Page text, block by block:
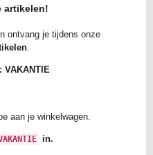
Nieuw circa 1950-1970.
Zie Foto's voor de kwaliteit.
zijn, komen door de scanner en
tarief van Postzegel 1 per bestelling.
artikelen!
ontvang je tijdens onze
.
VAKANTIE
aan je winkelwagen.
in.